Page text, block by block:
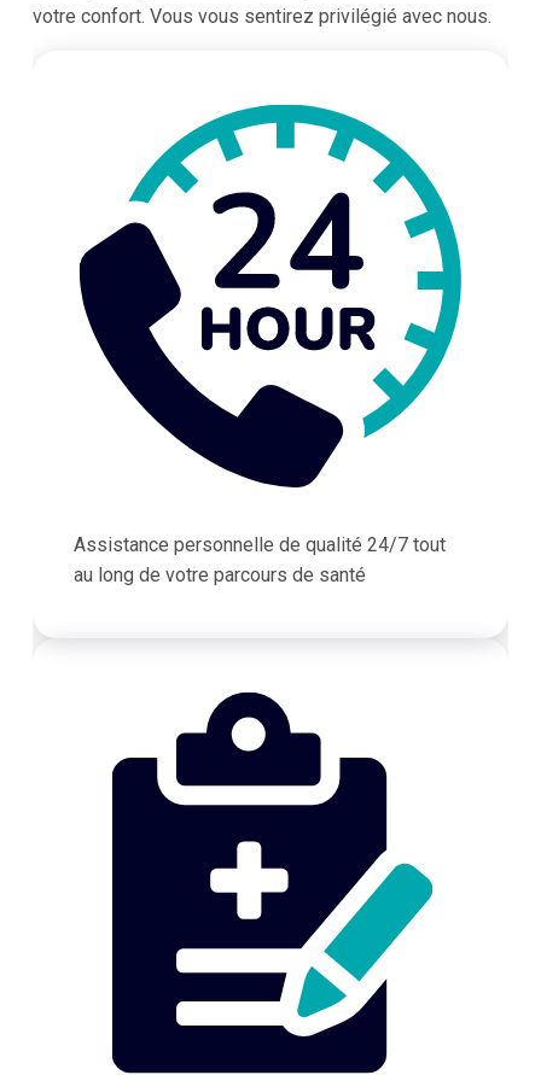
votre confort. Vous vous sentirez privilégié avec nous.
Assistance personnelle de qualité 24/7 tout
au long de votre parcours de santé